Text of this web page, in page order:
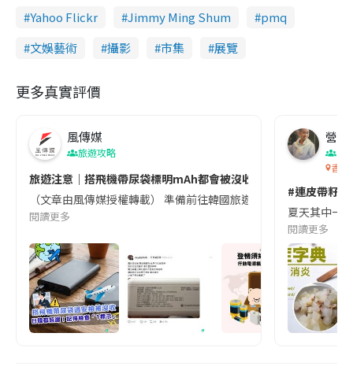
Yahoo Flickr Jimmy Ming Shum
pmq
文娛藝術
攝影 市集 展覽
更多真實評價
風傳媒
旅遊攻略
旅遊注意｜搭飛機帶尿袋標明mAh都會被沒收😱出發前切記檢查
（文章由風傳媒授權轉載） 準備前往韓國旅遊的民眾，近期要
閱讀更多
營養
香港
#連皮帶籽
夏天其中一
閱讀更多